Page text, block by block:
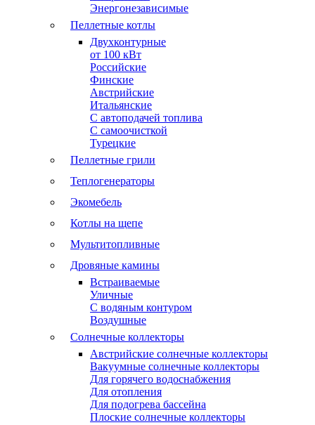
Энергонезависимые
Пеллетные котлы
Двухконтурные
от 100 кВт
Российские
Финские
Австрийские
Итальянские
С автоподачей топлива
С самоочисткой
Турецкие
Пеллетные грили
Теплогенераторы
Экомебель
Котлы на щепе
Мультитопливные
Дровяные камины
Встраиваемые
Уличные
С водяным контуром
Воздушные
Солнечные коллекторы
Австрийские солнечные коллекторы
Вакуумные солнечные коллекторы
Для горячего водоснабжения
Для отопления
Для подогрева бассейна
Плоские солнечные коллекторы